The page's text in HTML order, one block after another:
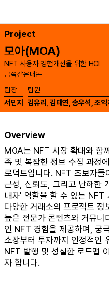
Project
모아(MOA)
NFT 사용자 경험개선을 위한 HCI
금쪽같은내돈
​팀장
서민지
​팀원
김유리, 김태연, 송우석, 조익
Overview
MOA는 NFT 시장 확대와 함
족 및 복잡한 정보 수집 과정
로덕트입니다. NFT 초보자들
근성, 신뢰도, 그리고 난해한
내자' 역할을 할 수 있는 NFT
다양한 거래소의 프로젝트 정
높은 전문가 콘텐츠와 커뮤니
인 NFT 경험을 제공하며, 궁
소장부터 투자까지 안정적인
NFT 발행 및 성실한 로드맵
자 합니다.